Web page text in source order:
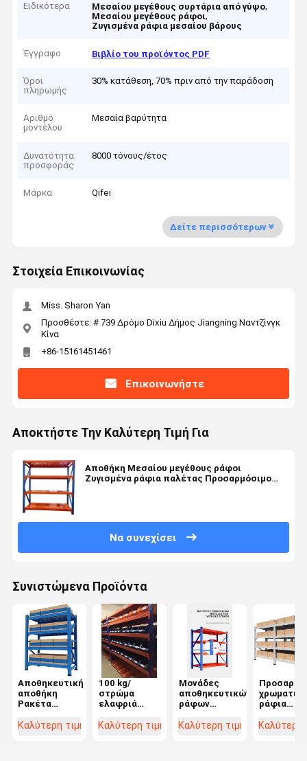
Ειδικότερα Μεσαίου μεγέθους συρτάρια από γύψο,
Μεσαίου μεγέθους ράφοι,
Ζυγισμένα ράφια μεσαίου βάρους
Έγγραφο Βιβλίο του προϊόντος PDF
Όροι
πληρωμής
30% κατάθεση, 70% πριν από την παράδοση
Αριθμό
μοντέλου
Μεσαία βαρύτητα
Δυνατότητα
προσφοράς
8000 τόνους/έτος
Μάρκα Qifei
Δείτε περισσότερων
Στοιχεία Επικοινωνίας
Miss. Sharon Yan
Προσθέστε: # 739 Δρόμο Dixiu Δήμος Jiangning Ναντζίνγκ
Κίνα
+86-15161451461
Επικοινωνήστε
Αποκτήστε Την Καλύτερη Τιμή Για
Αποθήκη Μεσαίου μεγέθους ράφοι
Ζυγισμένα ράφια παλέτας Προσαρμόσιμο
Να συνεχίσει
Συνιστώμενα Προϊόντα
Αποθηκευτική
αποθήκη
Ρακέτα
Ρακέτα
Καλύτερη τιμή
100 kg/
στρώμα
ελαφριά
παλέτας για
Καλύτερη τιμή
Μονάδες
αποθηκευτικών
ράφων
φορτίου
Καλύτερη τιμή
χρωματικά
ράφια
φορτίου
Καλύτερη